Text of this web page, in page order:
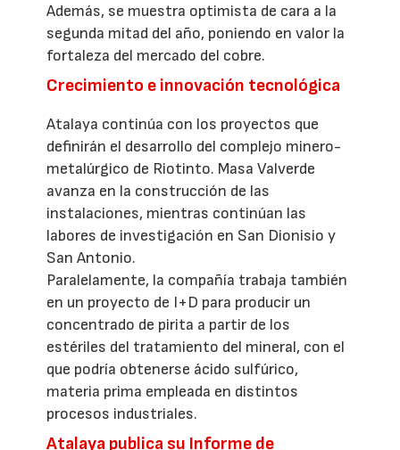
Además, se muestra optimista de cara a la
segunda mitad del año, poniendo en valor la
fortaleza del mercado del cobre.
Crecimiento e innovación tecnológica
Atalaya continúa con los proyectos que
definirán el desarrollo del complejo minero-
metalúrgico de Riotinto. Masa Valverde
avanza en la construcción de las
instalaciones, mientras continúan las
labores de investigación en San Dionisio y
San Antonio.
Paralelamente, la compañía trabaja también
en un proyecto de I+D para producir un
concentrado de pirita a partir de los
estériles del tratamiento del mineral, con el
que podría obtenerse ácido sulfúrico,
materia prima empleada en distintos
procesos industriales.
Atalaya publica su Informe de